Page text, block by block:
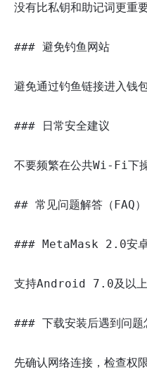
没有比私钥和助记词更重
### 避免钓鱼网站
避免通过钓鱼链接进入钱
### 日常安全建议
不要频繁在公共Wi-Fi下
## 常见问题解答（FAQ）
### MetaMask 2.0安卓
支持Android 7.0及以上
### 下载安装后遇到问题
先确认网络连接，检查权